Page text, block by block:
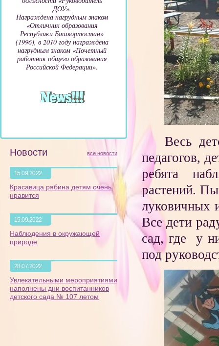
Весь
педагогов,
ребята
растений.
луковичных
Все дети
сад, где у
под
ДОУ».
Награждена нагрудным знаком
«Отличник образования
Республики Башкортостан»
(1996), в 2010 году награждена
нагрудным знаком «Почетный
работник общего образования
Российской Федерации».
Новости все новости
15.09.2022
Красавица рябина детям очень
нравится
15.09.2022
Наблюдения в окружающей
природе
28.07.2022
Увлекательными мероприятиями
наполнены дни воспитанников
детского сада № 107 летом